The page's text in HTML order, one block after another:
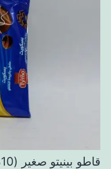
قاطو بينيتو صغير (10دج)